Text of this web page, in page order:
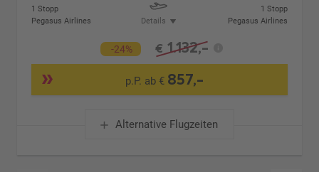
1 Stopp
Pegasus Airlines
Details
1 Stopp
Pegasus Airlines
-24% € 1.132,-
p.P. ab € 857,-
Alternative Flugzeiten